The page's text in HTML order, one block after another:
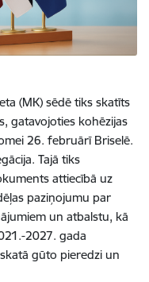
(MK) sēdē tiks skatīts
gatavojoties kohēzijas
26. februārī Briselē.
Tajā tiks
attiecībā uz
paziņojumu par
un atbalstu, kā
2027. gada
gūto pieredzi un